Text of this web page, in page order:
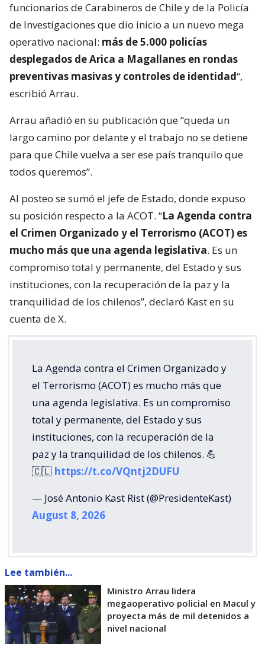
funcionarios de Carabineros de Chile y de la Policía
de Investigaciones que dio inicio a un nuevo mega
operativo nacional: más de 5.000 policías
desplegados de Arica a Magallanes en rondas
preventivas masivas y controles de identidad“,
escribió Arrau.
Arrau añadió en su publicación que “queda un
largo camino por delante y el trabajo no se detiene
para que Chile vuelva a ser ese país tranquilo que
todos queremos”.
Al posteo se sumó el jefe de Estado, donde expuso
su posición respecto a la ACOT. “La Agenda contra
el Crimen Organizado y el Terrorismo (ACOT) es
mucho más que una agenda legislativa. Es un
compromiso total y permanente, del Estado y sus
instituciones, con la recuperación de la paz y la
tranquilidad de los chilenos”, declaró Kast en su
cuenta de X.
La Agenda contra el Crimen Organizado y
el Terrorismo (ACOT) es mucho más que
una agenda legislativa. Es un compromiso
total y permanente, del Estado y sus
instituciones, con la recuperación de la
paz y la tranquilidad de los chilenos. 💪
🇨🇱 https://t.co/VQntj2DUFU
— José Antonio Kast Rist (@PresidenteKast)
August 8, 2026
Lee también...
Ministro Arrau lidera
megaoperativo policial en Macul y
proyecta más de mil detenidos a
nivel nacional